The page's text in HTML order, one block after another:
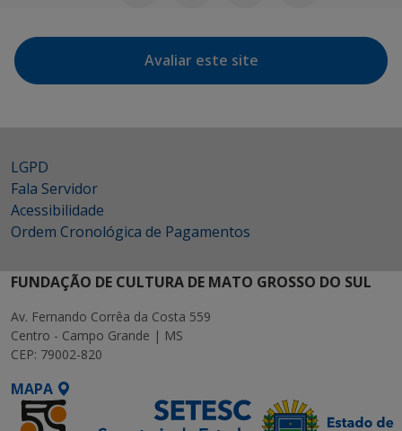
Avaliar este site
LGPD
Fala Servidor
Acessibilidade
Ordem Cronológica de Pagamentos
FUNDAÇÃO DE CULTURA DE MATO GROSSO DO SUL
Av. Fernando Corrêa da Costa 559
Centro - Campo Grande | MS
CEP: 79002-820
MAPA